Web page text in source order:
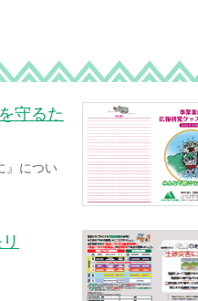
守るた
』につい